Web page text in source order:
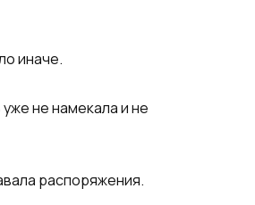
иначе.
не намекала и не
распоряжения.